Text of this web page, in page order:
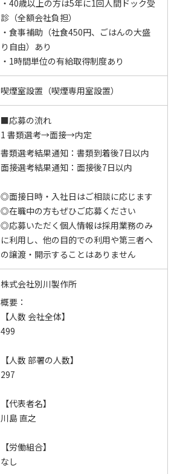
・40歳以上の方は5年に1回人間ドック受
診（全額会社負担）
・食事補助（社食450円、ごはんの大盛
り自由）あり
・1時間単位の有給取得制度あり
喫煙室設置（喫煙専用室設置）
■応募の流れ
1 書類選考→面接→内定
書類選考結果通知：書類到着後7日以内
面接選考結果通知：面接後7日以内
◎面接日時・入社日はご相談に応じます
◎在職中の方もぜひご応募ください
◎応募いただく個人情報は採用業務のみ
に利用し、他の目的での利用や第三者へ
の譲渡・開示することはありません
株式会社別川製作所
概要：
【人数 会社全体】
499
【人数 部署の人数】
297
【代表者名】
川島 直之
【労働組合】
なし